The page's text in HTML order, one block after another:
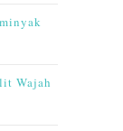
Wajah